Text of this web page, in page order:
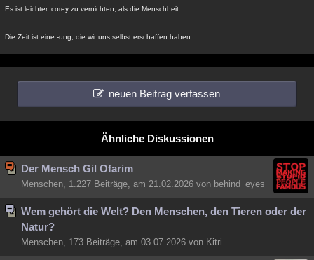
Es ist leichter, corey zu vernichten, als die Menschheit.
Die Zeit ist eine -ung, die wir uns selbst erschaffen haben.
neuen Beitrag verfassen
Ähnliche Diskussionen
Der Mensch Gil Ofarim
Menschen, 1.227 Beiträge, am 21.02.2026 von behind_eyes
Wem gehört die Welt? Den Menschen, den Tieren oder der
Natur?
Menschen, 173 Beiträge, am 03.07.2026 von Kitri